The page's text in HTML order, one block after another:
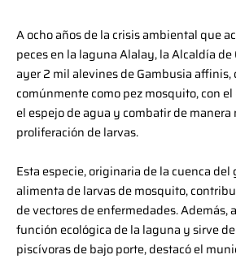
A ocho años de la crisis ambiental que
peces en la laguna Alalay, la Alcaldía
ayer 2 mil alevines de Gambusia affinis,
comúnmente como pez mosquito, con
el espejo de agua y combatir de manera
proliferación de larvas.
Esta especie, originaria de la cuenca del
alimenta de larvas de mosquito,
de vectores de enfermedades. Además,
función ecológica de la laguna y sirve
piscívoras de bajo porte, destacó el